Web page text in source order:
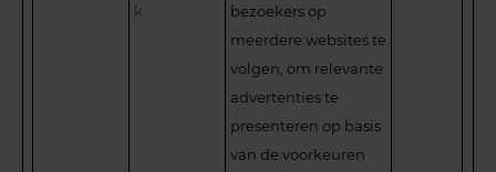
k
bezoekers op
meerdere websites te
volgen, om relevante
advertenties te
presenteren op basis
van de voorkeuren